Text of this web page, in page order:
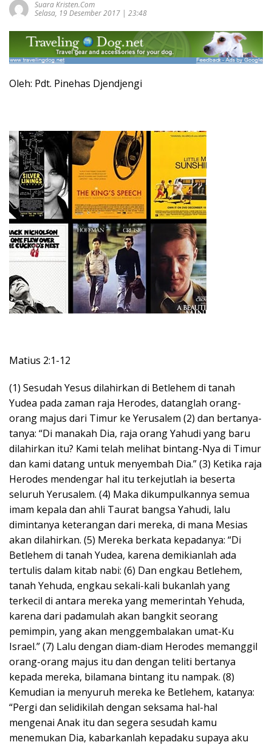
Suara Kristen.com
Selasa, 19 Desember 2017 | 23:48
Oleh: Pdt. Pinehas Djendjengi
Matius 2:1-12
(1) Sesudah Yesus dilahirkan di Betlehem di tanah
Yudea pada zaman raja Herodes, datanglah orang-
orang majus dari Timur ke Yerusalem (2) dan bertanya-
tanya: “Di manakah Dia, raja orang Yahudi yang baru
dilahirkan itu? Kami telah melihat bintang-Nya di Timur
dan kami datang untuk menyembah Dia.” (3) Ketika raja
Herodes mendengar hal itu terkejutlah ia beserta
seluruh Yerusalem. (4) Maka dikumpulkannya semua
imam kepala dan ahli Taurat bangsa Yahudi, lalu
dimintanya keterangan dari mereka, di mana Mesias
akan dilahirkan. (5) Mereka berkata kepadanya: “Di
Betlehem di tanah Yudea, karena demikianlah ada
tertulis dalam kitab nabi: (6) Dan engkau Betlehem,
tanah Yehuda, engkau sekali-kali bukanlah yang
terkecil di antara mereka yang memerintah Yehuda,
karena dari padamulah akan bangkit seorang
pemimpin, yang akan menggembalakan umat-Ku
Israel.” (7) Lalu dengan diam-diam Herodes memanggil
orang-orang majus itu dan dengan teliti bertanya
kepada mereka, bilamana bintang itu nampak. (8)
Kemudian ia menyuruh mereka ke Betlehem, katanya:
“Pergi dan selidikilah dengan seksama hal-hal
mengenai Anak itu dan segera sesudah kamu
menemukan Dia, kabarkanlah kepadaku supaya aku